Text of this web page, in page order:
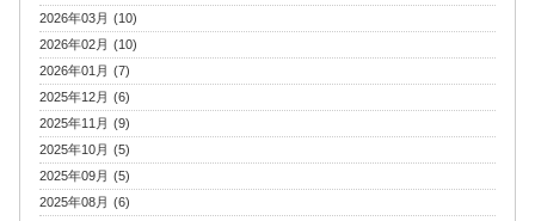
2026年03月 (10)
2026年02月 (10)
2026年01月 (7)
2025年12月 (6)
2025年11月 (9)
2025年10月 (5)
2025年09月 (5)
2025年08月 (6)